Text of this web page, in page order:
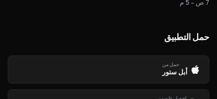
7 ص - 5 م
حمل التطبيق
حمل من
أبل ستور